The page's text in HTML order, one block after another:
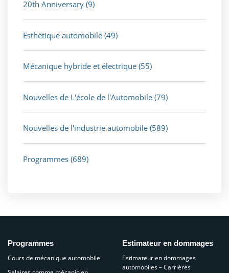
20th Anniversary (9)
Esthétique automobile (49)
Mécanique hybride et électrique (55)
Nouvelles de L'école de l'Automobile (79)
Nouvelles de l'industrie automobile (589)
Programmes (689)
Programmes
Cours de mécanique automobile
Estimateur en dommages
Estimateur en dommages
automobiles – Carrières